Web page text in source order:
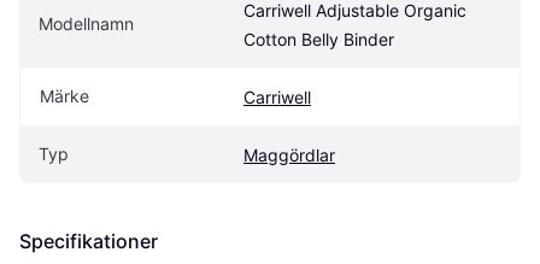
Modellnamn
Carriwell Adjustable Organic
Cotton Belly Binder
Märke Carriwell
Typ Maggördlar
Specifikationer